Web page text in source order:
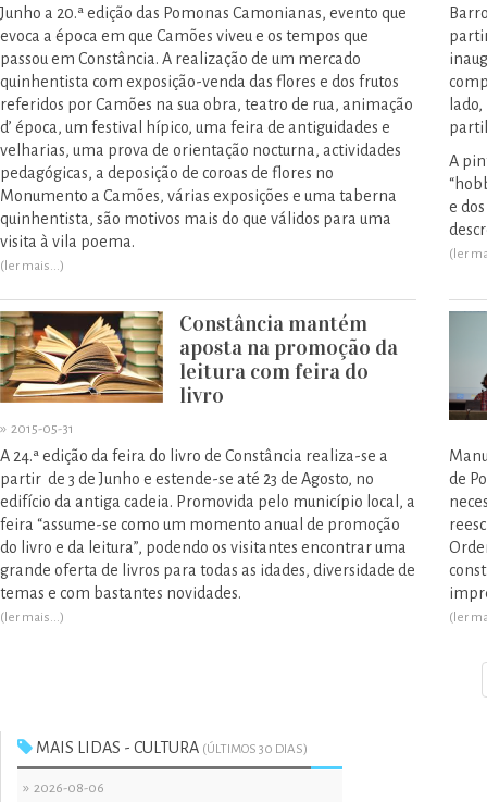
Junho a 20.ª edição das Pomonas Camonianas, evento que
evoca a época em que Camões viveu e os tempos que
passou em Constância. A realização de um mercado
quinhentista com exposição-venda das flores e dos frutos
referidos por Camões na sua obra, teatro de rua, animação
d’ época, um festival hípico, uma feira de antiguidades e
velharias, uma prova de orientação nocturna, actividades
pedagógicas, a deposição de coroas de flores no
Monumento a Camões, várias exposições e uma taberna
quinhentista, são motivos mais do que válidos para uma
visita à vila poema.
(ler mais...)
A
e
(ler
Constância mantém
aposta na promoção da
leitura com feira do
livro
» 2015-05-31
A 24.ª edição da feira do livro de Constância realiza-se a
partir de 3 de Junho e estende-se até 23 de Agosto, no
edifício da antiga cadeia. Promovida pelo município local, a
feira “assume-se como um momento anual de promoção
do livro e da leitura”, podendo os visitantes encontrar uma
grande oferta de livros para todas as idades, diversidade de
temas e com bastantes novidades.
(ler mais...)
de
(ler
MAIS LIDAS - CULTURA (ÚLTIMOS 30 DIAS)
» 2026-08-06